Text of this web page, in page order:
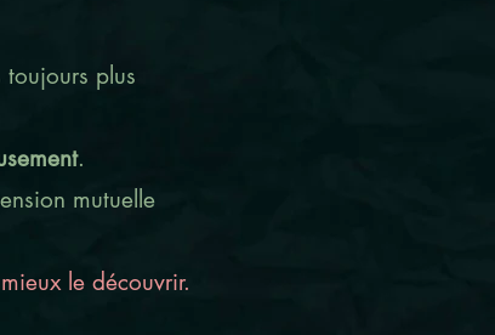
plus
.
mutuelle
le découvrir.